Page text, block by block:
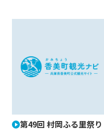
第49回 村岡ふる里祭り